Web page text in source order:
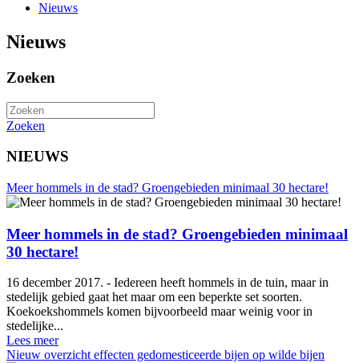
Nieuws
Nieuws
Zoeken
Zoeken
NIEUWS
Meer hommels in de stad? Groengebieden minimaal 30 hectare!
Meer hommels in de stad? Groengebieden minimaal
30 hectare!
16 december 2017. - Iedereen heeft hommels in de tuin, maar in
stedelijk gebied gaat het maar om een beperkte set soorten.
Koekoekshommels komen bijvoorbeeld maar weinig voor in
stedelijke...
Lees meer
Nieuw overzicht effecten gedomesticeerde bijen op wilde bijen